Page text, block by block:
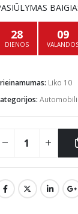
was:
28
DIENOS
09
Liko 10